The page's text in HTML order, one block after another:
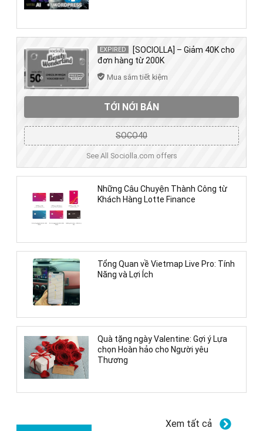
EXPIRED
[SOCIOLLA] – Giảm 40K cho
đơn hàng từ 200K
Mua sắm tiết kiệm
TỚI NỚI BÁN
SOCO40
See All Sociolla.com offers
Những Câu Chuyện Thành Công từ
Khách Hàng Lotte Finance
Tổng Quan về Vietmap Live Pro: Tính
Năng và Lợi Ích
Quà tặng ngày Valentine: Gợi ý Lựa
chọn Hoàn hảo cho Người yêu
Thương
Xem tất cả